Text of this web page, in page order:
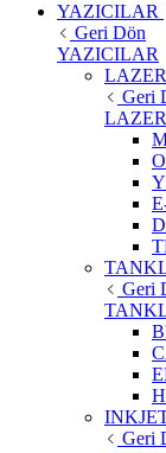
YAZICILAR
Geri Dön
YAZICILAR
Geri
Geri
Geri